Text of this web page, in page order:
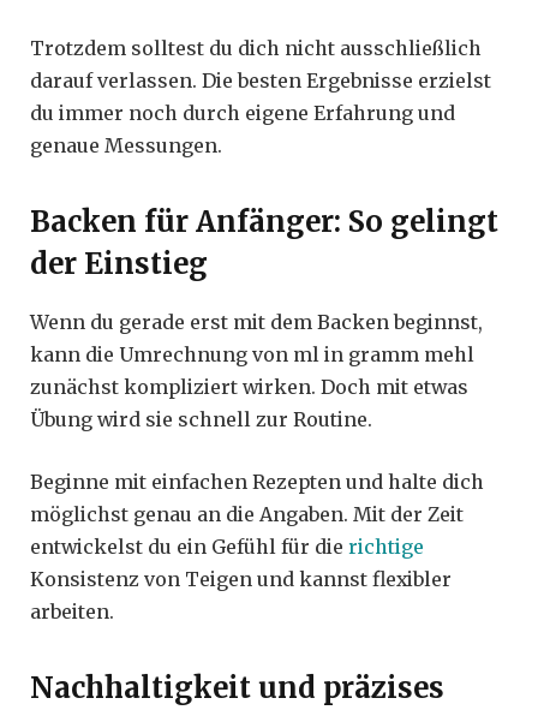
Trotzdem solltest du dich nicht ausschließlich
darauf verlassen. Die besten Ergebnisse erzielst
du immer noch durch eigene Erfahrung und
genaue Messungen.
Backen für Anfänger: So gelingt
der Einstieg
Wenn du gerade erst mit dem Backen beginnst,
kann die Umrechnung von ml in gramm mehl
zunächst kompliziert wirken. Doch mit etwas
Übung wird sie schnell zur Routine.
Beginne mit einfachen Rezepten und halte dich
möglichst genau an die Angaben. Mit der Zeit
entwickelst du ein Gefühl für die richtige
Konsistenz von Teigen und kannst flexibler
arbeiten.
Nachhaltigkeit und präzises